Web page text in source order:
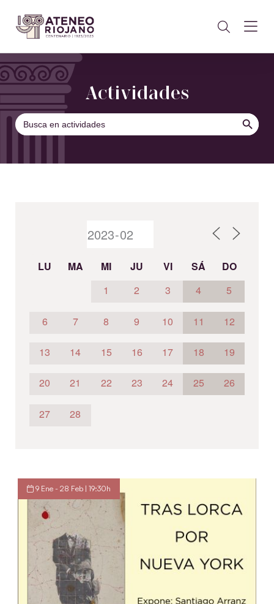
Actividades
Buscar: BOTÓN DE
LU MA MI JU VI SÁ
DO
1
2 3 4 5
6 7 8 9 10 11 12
13 14 15 16 17 18 19
20 21 22 23 24 25 26
27 28
9 Ene - 28 Feb | 19:30h